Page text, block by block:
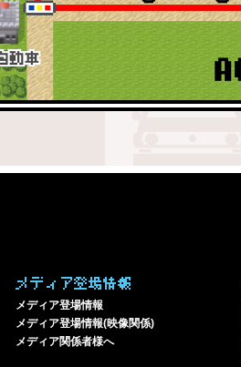
メディア登場情報
メディア登場情報
メディア登場情報(映像関係)
メディア関係者様へ